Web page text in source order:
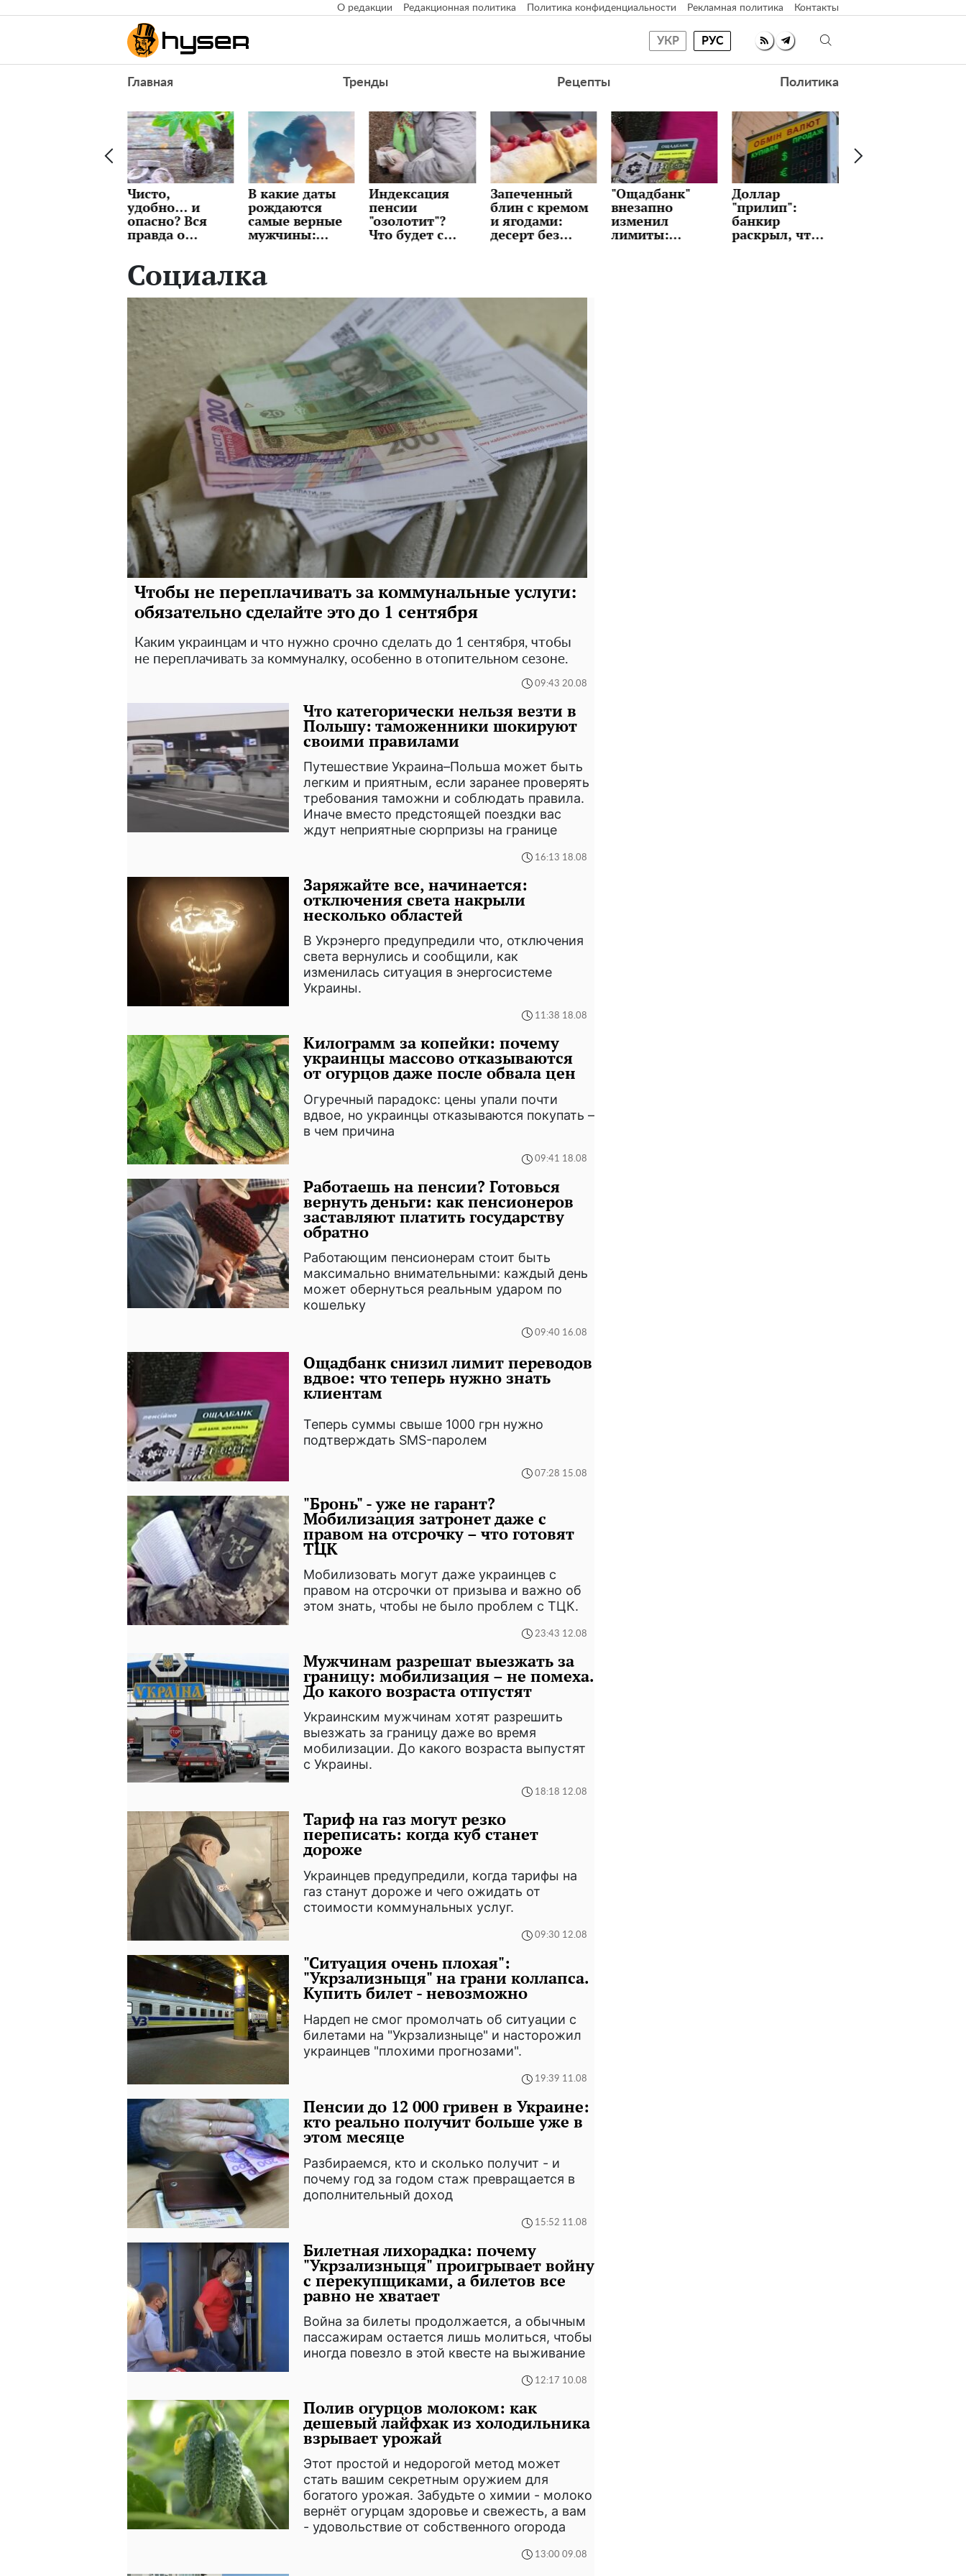
О редакции Редакционная политика Политика конфиденциальности Рекламная политика Контакты
УКР РУС
Главная Тренды Рецепты Политика
В какие даты
рождаются
самые верные
мужчины:
лучше сразу
проверить,
чтоб потом не
страдать
Индексация
пенсии
"озолотит"?
Что будет с
выплатами
марте
Запеченный
блин с кремом
и ягодами:
десерт без
возни и
"Ощадбанк"
внезапно
изменил
лимиты:
сколько денег
Доллар
"прилип":
банкир
раскрыл, что
Идеальные
блины с
любимой
начинкой на
Масленицу:
Социалка
Чтобы не переплачивать за коммунальные услуги:
обязательно сделайте это до 1 сентября
Каким украинцам и что нужно срочно сделать до 1 сентября, чтобы
не переплачивать за коммуналку, особенно в отопительном сезоне.
09:43 20.08
Что категорически нельзя везти в
Польшу: таможенники шокируют
своими правилами
Путешествие Украина–Польша может быть
легким и приятным, если заранее проверять
требования таможни и соблюдать правила.
Иначе вместо предстоящей поездки вас
ждут неприятные сюрпризы на границе
16:13 18.08
Заряжайте все, начинается:
отключения света накрыли
несколько областей
В Укрэнерго предупредили что, отключения
света вернулись и сообщили, как
изменилась ситуация в энергосистеме
Украины.
11:38 18.08
Килограмм за копейки: почему
украинцы массово отказываются
от огурцов даже после обвала цен
Огуречный парадокс: цены упали почти
вдвое, но украинцы отказываются покупать –
в чем причина
09:41 18.08
Работаешь на пенсии? Готовься
вернуть деньги: как пенсионеров
заставляют платить государству
обратно
Работающим пенсионерам стоит быть
максимально внимательными: каждый день
может обернуться реальным ударом по
кошельку
09:40 16.08
Ощадбанк снизил лимит переводов
вдвое: что теперь нужно знать
клиентам
Теперь суммы свыше 1000 грн нужно
подтверждать SMS-паролем
07:28 15.08
"Бронь" - уже не гарант?
Мобилизация затронет даже с
правом на отсрочку – что готовят
ТЦК
Мобилизовать могут даже украинцев с
правом на отсрочки от призыва и важно об
этом знать, чтобы не было проблем с ТЦК.
23:43 12.08
Мужчинам разрешат выезжать за
границу: мобилизация – не помеха.
До какого возраста отпустят
Украинским мужчинам хотят разрешить
выезжать за границу даже во время
мобилизации. До какого возраста выпустят
с Украины.
18:18 12.08
Тариф на газ могут резко
переписать: когда куб станет
дороже
Украинцев предупредили, когда тарифы на
газ станут дороже и чего ожидать от
стоимости коммунальных услуг.
09:30 12.08
"Ситуация очень плохая":
"Укрзализныця" на грани коллапса.
Купить билет - невозможно
Нардеп не смог промолчать об ситуации с
билетами на "Укрзализныце" и насторожил
украинцев "плохими прогнозами".
19:39 11.08
Пенсии до 12 000 гривен в Украине:
кто реально получит больше уже в
этом месяце
Разбираемся, кто и сколько получит - и
почему год за годом стаж превращается в
дополнительный доход
15:52 11.08
Билетная лихорадка: почему
"Укрзализныця" проигрывает войну
с перекупщиками, а билетов все
равно не хватает
Война за билеты продолжается, а обычным
пассажирам остается лишь молиться, чтобы
иногда повезло в этой квесте на выживание
12:17 10.08
Полив огурцов молоком: как
дешевый лайфхак из холодильника
взрывает урожай
Этот простой и недорогой метод может
стать вашим секретным оружием для
богатого урожая. Забудьте о химии - молоко
вернёт огурцам здоровье и свежесть, а вам
- удовольствие от собственного огорода
13:00 09.08